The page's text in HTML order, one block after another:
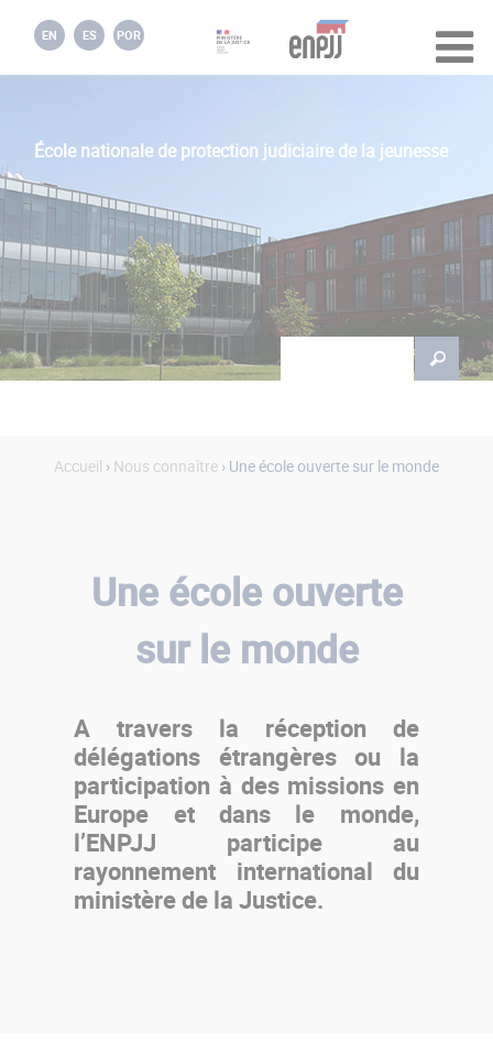
École nationale de protection judiciaire de la jeunesse
EN ES POR
Formulaire de
Accueil › Nous connaître › Une école ouverte sur le monde
Une école ouverte
sur le monde
A travers la réception de
délégations étrangères ou la
participation à des missions en
Europe et dans le monde,
l’ENPJJ participe au
rayonnement international du
ministère de la Justice.